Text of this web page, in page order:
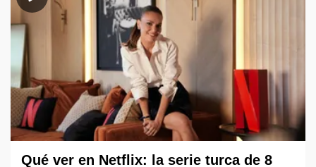
Qué ver en Netflix: la serie turca de 8